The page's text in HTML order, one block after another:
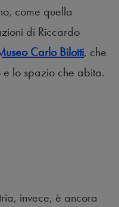
come quella
di Riccardo
Carlo Bilotti, che
e lo spazio che abita.
invece, è ancora